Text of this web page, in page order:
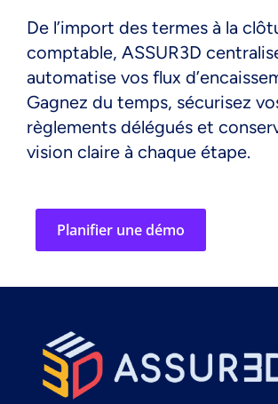
De l’import des termes à la
comptable, ASSUR3D
automatise vos flux
Gagnez du temps, sécurisez
règlements délégués et
vision claire à chaque étape.
Planifier une démo